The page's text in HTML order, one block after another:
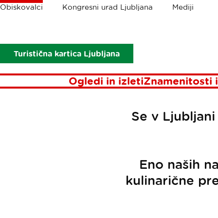
Obiskovalci Kongresni urad Ljubljana Mediji
Turistična kartica Ljubljana
Ogledi in izletiZnamenitosti
Drobtinice
Se v
Eno naših
kulinarične